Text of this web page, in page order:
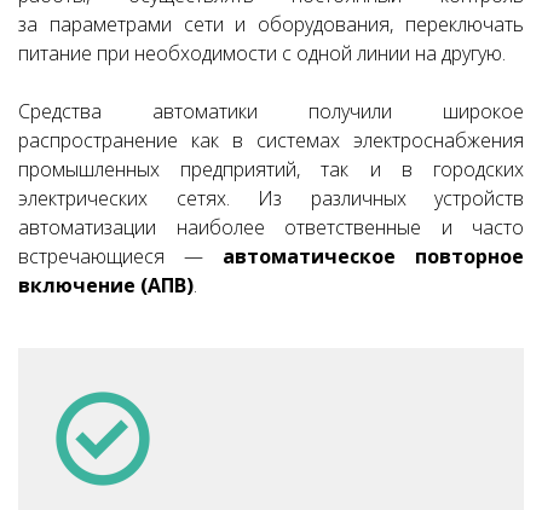
за параметрами сети и оборудования, переключать
питание при необходимости с одной линии на другую.
Средства автоматики получили широкое
распространение как в системах электроснабжения
промышленных предприятий, так и в городских
электрических сетях. Из различных устройств
автоматизации наиболее ответственные и часто
встречающиеся — автоматическое повторное
включение (АПВ).